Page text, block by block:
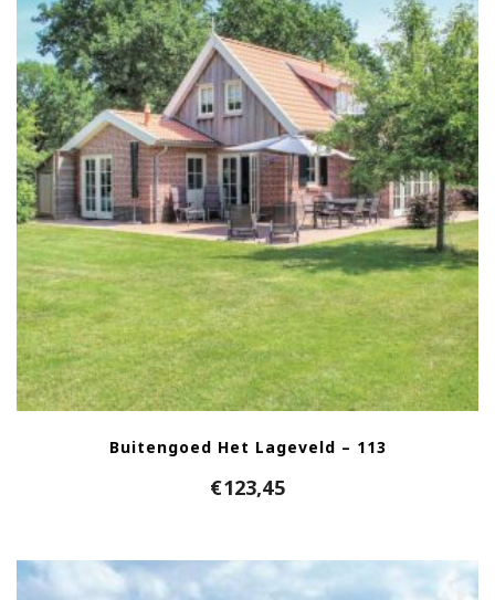
Buitengoed Het Lageveld – 113
€123,45